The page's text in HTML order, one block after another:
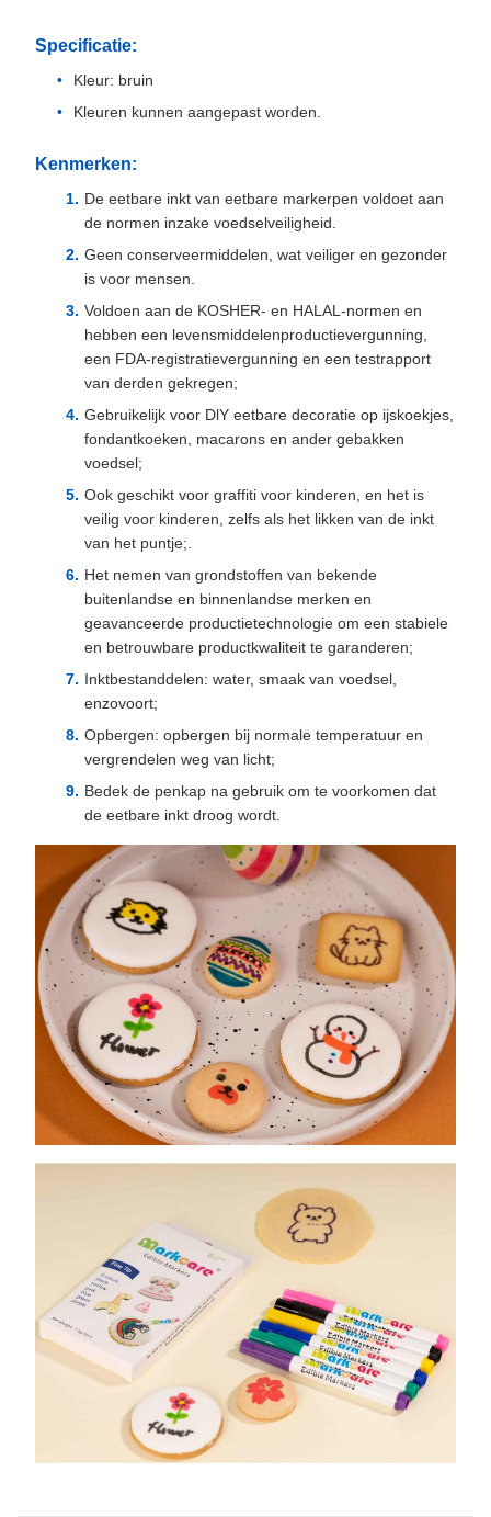
Specificatie:
Kleur: bruin
Kleuren kunnen aangepast worden.
Kenmerken:
De eetbare inkt van eetbare markerpen voldoet aan
de normen inzake voedselveiligheid.
Geen conserveermiddelen, wat veiliger en gezonder
is voor mensen.
Voldoen aan de KOSHER- en HALAL-normen en
hebben een levensmiddelenproductievergunning,
een FDA-registratievergunning en een testrapport
van derden gekregen;
Gebruikelijk voor DlY eetbare decoratie op ijskoekjes,
fondantkoeken, macarons en ander gebakken
voedsel;
Ook geschikt voor graffiti voor kinderen, en het is
veilig voor kinderen, zelfs als het likken van de inkt
van het puntje;.
Het nemen van grondstoffen van bekende
buitenlandse en binnenlandse merken en
geavanceerde productietechnologie om een stabiele
en betrouwbare productkwaliteit te garanderen;
Inktbestanddelen: water, smaak van voedsel,
enzovoort;
Opbergen: opbergen bij normale temperatuur en
vergrendelen weg van licht;
Bedek de penkap na gebruik om te voorkomen dat
de eetbare inkt droog wordt.